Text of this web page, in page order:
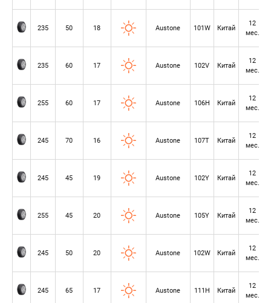
235 50 18 Austone 101W Китай
12
мес.
235 60 17 Austone 102V Китай
12
мес.
255 60 17 Austone 106H Китай
12
мес.
245 70 16 Austone 107T Китай
12
мес.
245 45 19 Austone 102Y Китай
12
мес.
255 45 20 Austone 105Y Китай
12
мес.
245 50 20 Austone 102W Китай
12
мес.
245 65 17 Austone 111H Китай
12
мес.